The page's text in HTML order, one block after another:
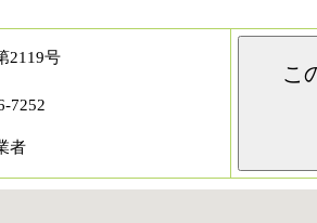
2119号
7252
者
こ